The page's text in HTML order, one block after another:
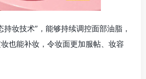
持妆技术”，能够持续调控面部油脂，
也能补妆，令妆面更加服帖、妆容